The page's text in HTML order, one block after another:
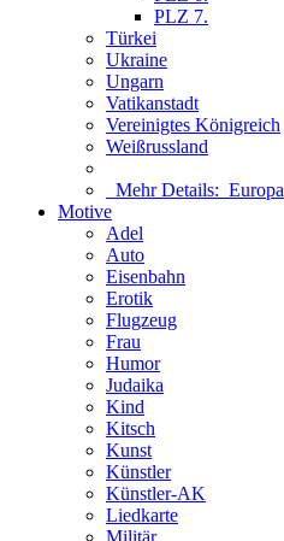
PLZ 7.
Türkei
Ukraine
Ungarn
Vatikanstadt
Vereinigtes Königreich
Weißrussland
Mehr Details: Europa
Motive
Adel
Auto
Eisenbahn
Erotik
Flugzeug
Frau
Humor
Judaika
Kind
Kitsch
Kunst
Künstler
Künstler-AK
Liedkarte
Militär